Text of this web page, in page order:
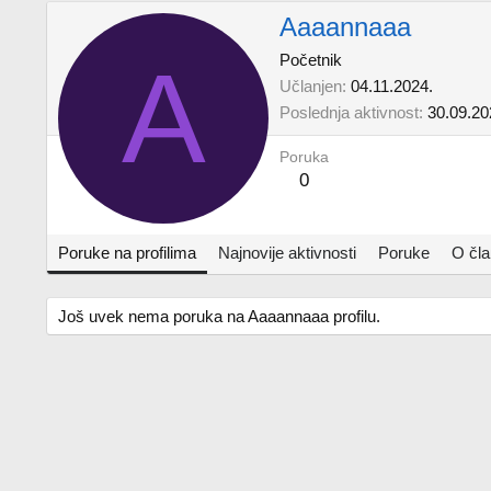
A
Aaaannaaa
Početnik
Učlanjen 04.11.2024.
Poslednja aktivnost
Poruka
0
Poruke na profilima Najnovije aktivnosti Poruke O
Još uvek nema poruka na Aaaannaaa profilu.